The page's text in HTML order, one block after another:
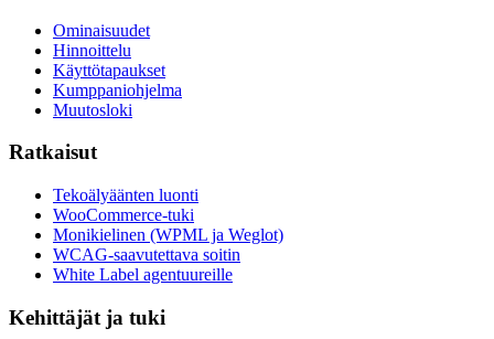
Ominaisuudet
Hinnoittelu
Käyttötapaukset
Kumppaniohjelma
Muutosloki
Ratkaisut
Tekoälyäänten luonti
WooCommerce-tuki
Monikielinen (WPML ja Weglot)
WCAG-saavutettava soitin
White Label agentuureille
Kehittäjät ja tuki